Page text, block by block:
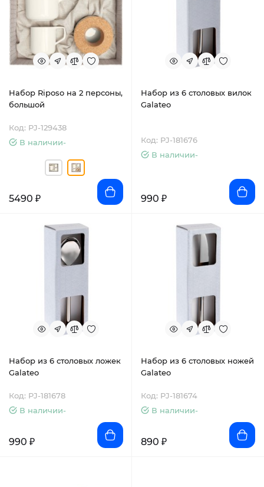
Набор Riposo на 2 персоны,
большой
Код: PJ-129438
В наличии-
5490 ₽
Набор из 6 столовых вилок
Galateo
Код: PJ-181676
В наличии-
990 ₽
Набор из 6 столовых ложек
Galateo
Код: PJ-181678
В наличии-
990 ₽
Набор из 6 столовых ножей
Galateo
Код: PJ-181674
В наличии-
890 ₽